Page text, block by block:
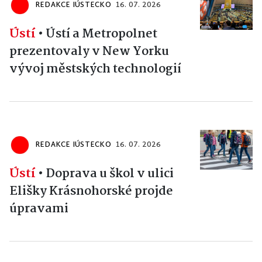
REDAKCE IÚSTECKO 16. 07. 2026
Ústí• Ústí a Metropolnet
prezentovaly v New Yorku
vývoj městských technologií
REDAKCE IÚSTECKO 16. 07. 2026
Ústí• Doprava u škol v ulici
Elišky Krásnohorské projde
úpravami